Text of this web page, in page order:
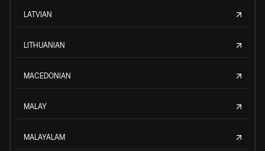
LATVIAN
LITHUANIAN
MACEDONIAN
MALAY
MALAYALAM